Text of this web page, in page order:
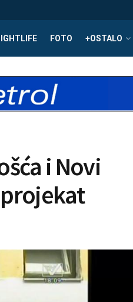
FOTO +OSTALO
i Novi